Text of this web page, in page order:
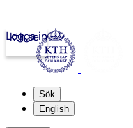
kth.se
Logga in
Sök
English